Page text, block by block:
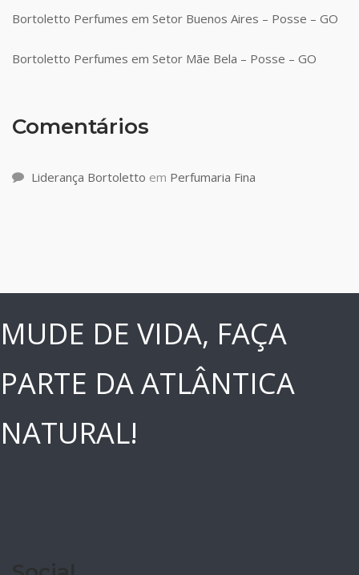
Bortoletto Perfumes em Setor Buenos Aires – Posse – GO
Bortoletto Perfumes em Setor Mãe Bela – Posse – GO
Comentários
Liderança Bortoletto em Perfumaria Fina
MUDE DE VIDA, FAÇA
PARTE DA ATLÂNTICA
NATURAL!